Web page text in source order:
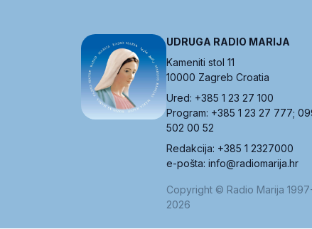
UDRUGA RADIO MARIJA
Kameniti stol 11
10000 Zagreb Croatia
Ured: +385 1 23 27 100
Program: +385 1 23 27 777;
502 00 52
Redakcija: +385 1 2327000
e-pošta: info@radiomarija.hr
Copyright © Radio Marija
2026